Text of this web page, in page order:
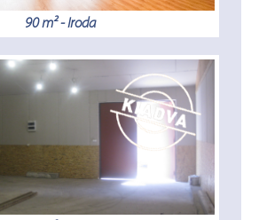
90 m² - Iroda